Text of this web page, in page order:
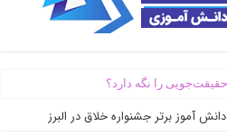
را نگه دارد؟